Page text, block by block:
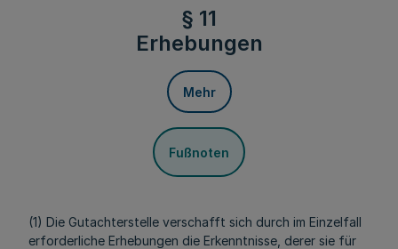
§ 11
Erhebungen
Mehr
Fußnoten
(1) Die Gutachterstelle verschafft sich durch im Einzelfall
erforderliche Erhebungen die Erkenntnisse, derer sie für